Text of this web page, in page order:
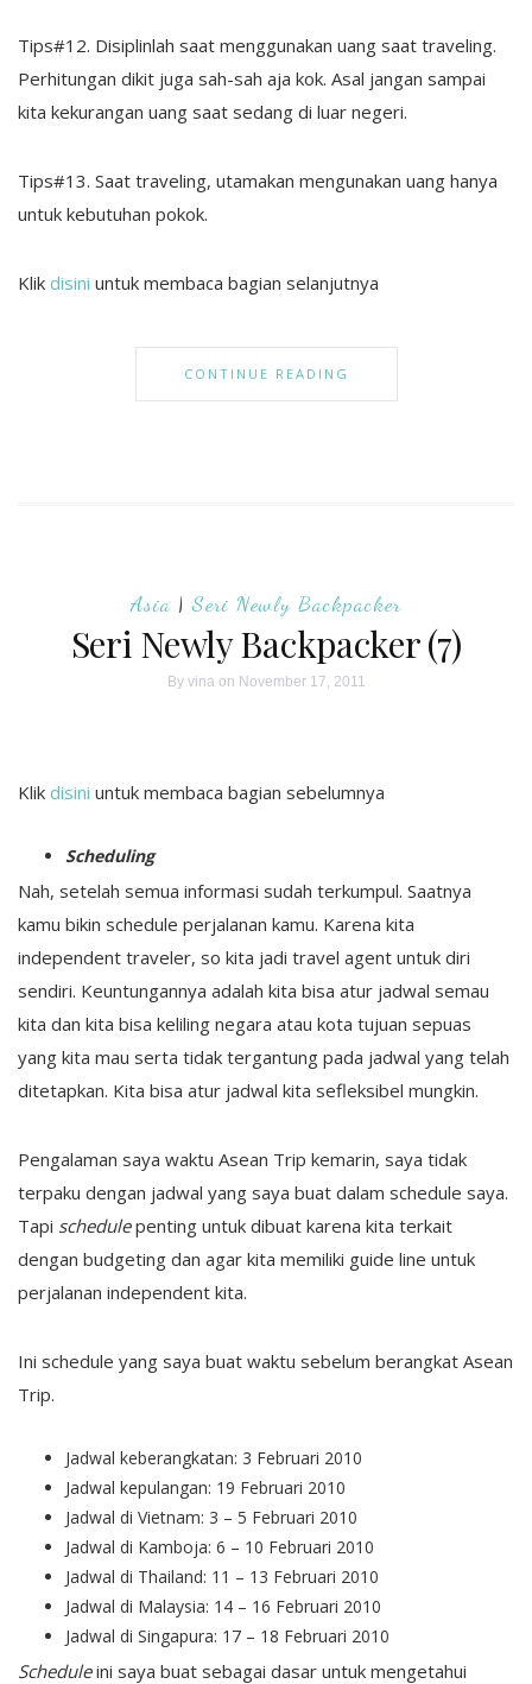
Tips#12. Disiplinlah saat menggunakan uang saat traveling.
Perhitungan dikit juga sah-sah aja kok. Asal jangan sampai
kita kekurangan uang saat sedang di luar negeri.
Tips#13. Saat traveling, utamakan mengunakan uang hanya
untuk kebutuhan pokok.
Klik disini untuk membaca bagian selanjutnya
CONTINUE READING
Asia |Seri Newly Backpacker
Seri Newly Backpacker (7)
By vinaon November 17, 2011
Klik disini untuk membaca bagian sebelumnya
Scheduling
Nah, setelah semua informasi sudah terkumpul. Saatnya
kamu bikin schedule perjalanan kamu. Karena kita
independent traveler, so kita jadi travel agent untuk diri
sendiri. Keuntungannya adalah kita bisa atur jadwal semau
kita dan kita bisa keliling negara atau kota tujuan sepuas
yang kita mau serta tidak tergantung pada jadwal yang telah
ditetapkan. Kita bisa atur jadwal kita sefleksibel mungkin.
Pengalaman saya waktu Asean Trip kemarin, saya tidak
terpaku dengan jadwal yang saya buat dalam schedule saya.
Tapi schedulepenting untuk dibuat karena kita terkait
dengan budgeting dan agar kita memiliki guide line untuk
perjalanan independent kita.
Ini schedule yang saya buat waktu sebelum berangkat Asean
Trip.
Jadwal keberangkatan: 3 Februari 2010
Jadwal kepulangan: 19 Februari 2010
Jadwal di Vietnam: 3 – 5 Februari 2010
Jadwal di Kamboja: 6 – 10 Februari 2010
Jadwal di Thailand: 11 – 13 Februari 2010
Jadwal di Malaysia: 14 – 16 Februari 2010
Jadwal di Singapura: 17 – 18 Februari 2010
Scheduleini saya buat sebagai dasar untuk mengetahui